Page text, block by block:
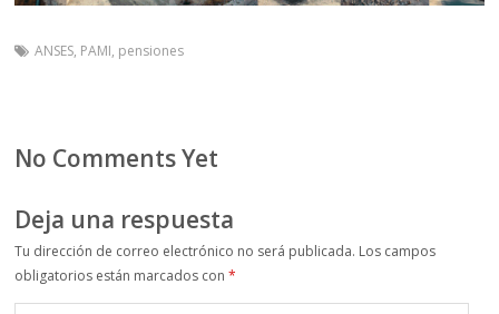
ANSES, PAMI, pensiones
No Comments Yet
Deja una respuesta
Tu dirección de correo electrónico no será publicada. Los campos
obligatorios están marcados con*